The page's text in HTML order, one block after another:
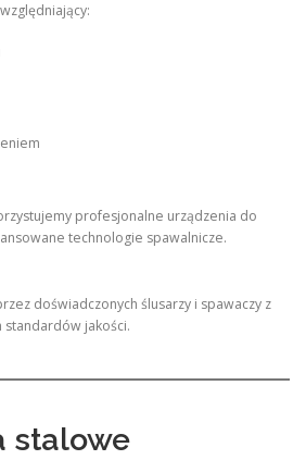
profesjonalne urządzenia do
technologie spawalnicze.
doświadczonych ślusarzy i spawaczy z
standardów jakości.
stalowe